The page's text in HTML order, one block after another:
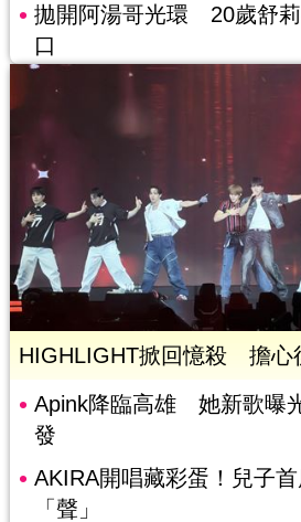
拋開阿湯哥光環 20歲舒
口
HIGHLIGHT掀回憶殺 擔心
Apink降臨高雄 她新歌曝
發
AKIRA開唱藏彩蛋！兒子
「聲」